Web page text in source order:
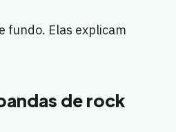
fundo. Elas explicam
de rock